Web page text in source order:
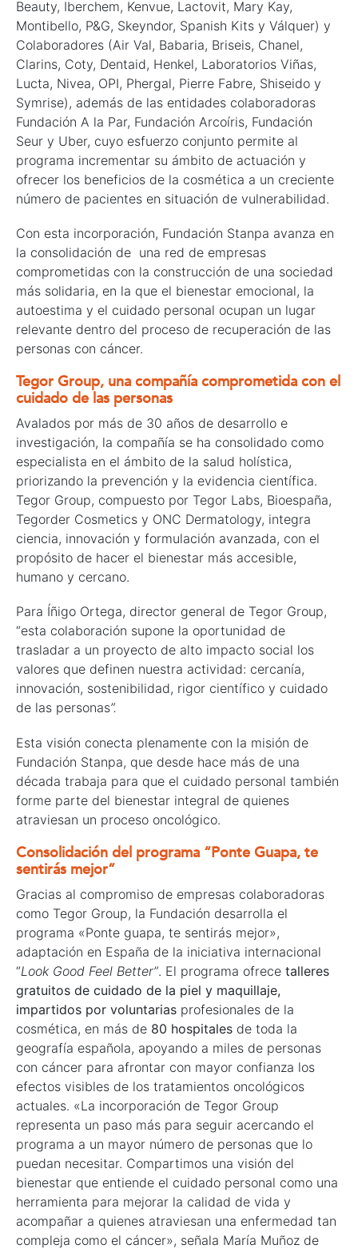
Beauty, Iberchem, Kenvue, Lactovit, Mary Kay,
Montibello, P&G, Skeyndor, Spanish Kits y Válquer) y
Colaboradores (Air Val, Babaria, Briseis, Chanel,
Clarins, Coty, Dentaid, Henkel, Laboratorios Viñas,
Lucta, Nivea, OPI, Phergal, Pierre Fabre, Shiseido y
Symrise), además de las entidades colaboradoras
Fundación A la Par, Fundación Arcoíris, Fundación
Seur y Uber, cuyo esfuerzo conjunto permite al
programa incrementar su ámbito de actuación y
ofrecer los beneficios de la cosmética a un creciente
número de pacientes en situación de vulnerabilidad.
Con esta incorporación, Fundación Stanpa avanza en
la consolidación de una red de empresas
comprometidas con la construcción de una sociedad
más solidaria, en la que el bienestar emocional, la
autoestima y el cuidado personal ocupan un lugar
relevante dentro del proceso de recuperación de las
personas con cáncer.
Tegor Group, una compañía comprometida con el
cuidado de las personas
Avalados por más de 30 años de desarrollo e
investigación, la compañía se ha consolidado como
especialista en el ámbito de la salud holística,
priorizando la prevención y la evidencia científica.
Tegor Group, compuesto por Tegor Labs, Bioespaña,
Tegorder Cosmetics y ONC Dermatology, integra
ciencia, innovación y formulación avanzada, con el
propósito de hacer el bienestar más accesible,
humano y cercano.
Para Íñigo Ortega, director general de Tegor Group,
“esta colaboración supone la oportunidad de
trasladar a un proyecto de alto impacto social los
valores que definen nuestra actividad: cercanía,
innovación, sostenibilidad, rigor científico y cuidado
de las personas”.
Esta visión conecta plenamente con la misión de
Fundación Stanpa, que desde hace más de una
década trabaja para que el cuidado personal también
forme parte del bienestar integral de quienes
atraviesan un proceso oncológico.
Consolidación del programa “Ponte Guapa, te
sentirás mejor”
Gracias al compromiso de empresas colaboradoras
como Tegor Group, la Fundación desarrolla el
programa «Ponte guapa, te sentirás mejor»,
adaptación en España de la iniciativa internacional
“Look Good Feel Better”. El programa ofrece talleres
gratuitos de cuidado de la piel y maquillaje,
impartidos por voluntarias profesionales de la
cosmética, en más de 80 hospitales de toda la
geografía española, apoyando a miles de personas
con cáncer para afrontar con mayor confianza los
efectos visibles de los tratamientos oncológicos
actuales. «La incorporación de Tegor Group
representa un paso más para seguir acercando el
programa a un mayor número de personas que lo
puedan necesitar. Compartimos una visión del
bienestar que entiende el cuidado personal como una
herramienta para mejorar la calidad de vida y
acompañar a quienes atraviesan una enfermedad tan
compleja como el cáncer», señala María Muñoz de